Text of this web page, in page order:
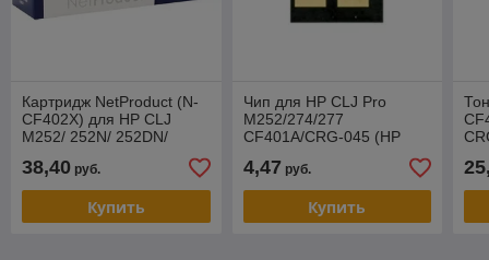
Картридж NetProduct (N-
CF402X) для HP CLJ
M252/ 252N/ 252DN/
№201X, Y, 2,3K
38,40 руб.
Купить
Чип для HP CLJ Pro
M252/274/277
CF401A/CRG-045 (HP
4,47 руб.
Купить